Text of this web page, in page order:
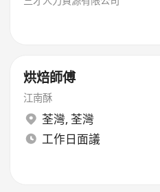
烘焙師傅
江南酥
荃灣, 荃灣
工作日面議